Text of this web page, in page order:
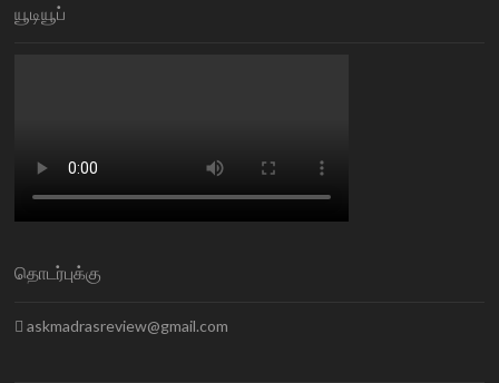
யூடியூப்
தொடர்புக்கு
askmadrasreview@gmail.com